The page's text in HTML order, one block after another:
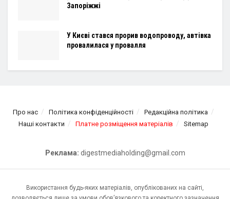
Запоріжжі
У Києві стався прорив водопроводу, автівка
провалилася у провалля
Про нас Політика конфіденційності
Редакційна політика
Наші контакти
Платне розміщення матеріалів Sitemap
Реклама: digestmediaholding@gmail.com
Використання будь-яких матеріалів, опублікованих на сайті,